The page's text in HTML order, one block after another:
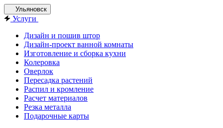
Ульяновск
Услуги
Дизайн и пошив штор
Дизайн-проект ванной комнаты
Изготовление и сборка кухни
Колеровка
Оверлок
Пересадка растений
Распил и кромление
Расчет материалов
Резка металла
Подарочные карты